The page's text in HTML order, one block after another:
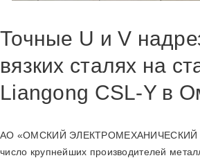
Точные U и V
вязких сталях на
Liangong CSL-Y в
АО «ОМСКИЙ ЭЛЕКТРОМЕХАНИЧЕСКИЙ
число крупнейших производителей